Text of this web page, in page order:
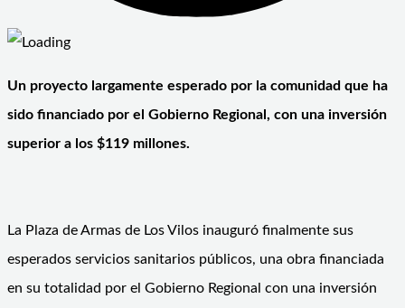
Un proyecto largamente esperado por la comunidad que ha
sido financiado por el Gobierno Regional, con una inversión
superior a los $119 millones.
La Plaza de Armas de Los Vilos inauguró finalmente sus
esperados servicios sanitarios públicos, una obra financiada
en su totalidad por el Gobierno Regional con una inversión